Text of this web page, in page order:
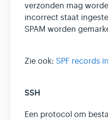
verzonden mag
incorrect staat
SPAM worden
Zie ook: SPF records
SSH
Een protocol om